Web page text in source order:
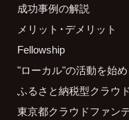
成功事例の解説
メリット・デメリット
Fellowship
"ローカル"の活動を始め
ふるさと納税型クラウ
東京都クラウドファン